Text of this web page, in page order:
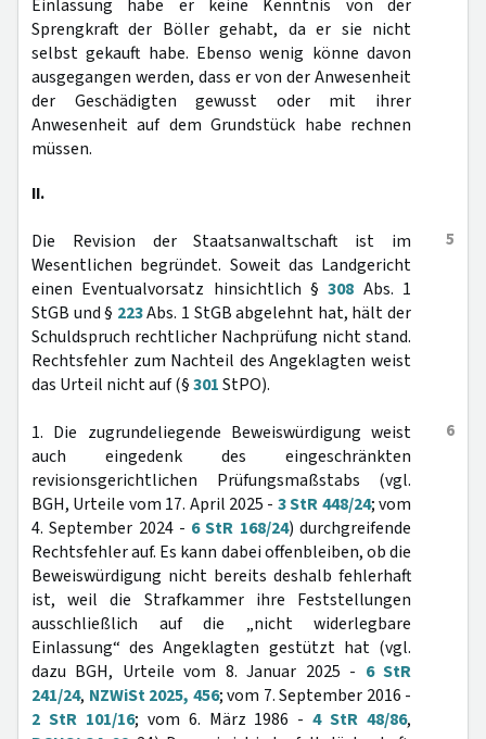
Einlassung habe er keine Kenntnis von der
Sprengkraft der Böller gehabt, da er sie nicht
selbst gekauft habe. Ebenso wenig könne davon
ausgegangen werden, dass er von der Anwesenheit
der Geschädigten gewusst oder mit ihrer
Anwesenheit auf dem Grundstück habe rechnen
müssen.
II.
5
Die Revision der Staatsanwaltschaft ist im
Wesentlichen begründet. Soweit das Landgericht
einen Eventualvorsatz hinsichtlich §308 Abs. 1
StGB und § 223Abs. 1 StGB abgelehnt hat, hält der
Schuldspruch rechtlicher Nachprüfung nicht stand.
Rechtsfehler zum Nachteil des Angeklagten weist
das Urteil nicht auf (§301StPO).
6
1. Die zugrundeliegende Beweiswürdigung weist
auch eingedenk des eingeschränkten
revisionsgerichtlichen Prüfungsmaßstabs (vgl.
BGH, Urteile vom 17. April 2025 - 3 StR 448/24; vom
4. September 2024 - 6 StR 168/24) durchgreifende
Rechtsfehler auf. Es kann dabei offenbleiben, ob die
Beweiswürdigung nicht bereits deshalb fehlerhaft
ist, weil die Strafkammer ihre Feststellungen
ausschließlich auf die „nicht widerlegbare
Einlassung“ des Angeklagten gestützt hat (vgl.
dazu BGH, Urteile vom 8. Januar 2025 - 6 StR
241/24, NZWiSt 2025, 456; vom 7. September 2016 -
2 StR 101/16; vom 6. März 1986 -4 StR 48/86,